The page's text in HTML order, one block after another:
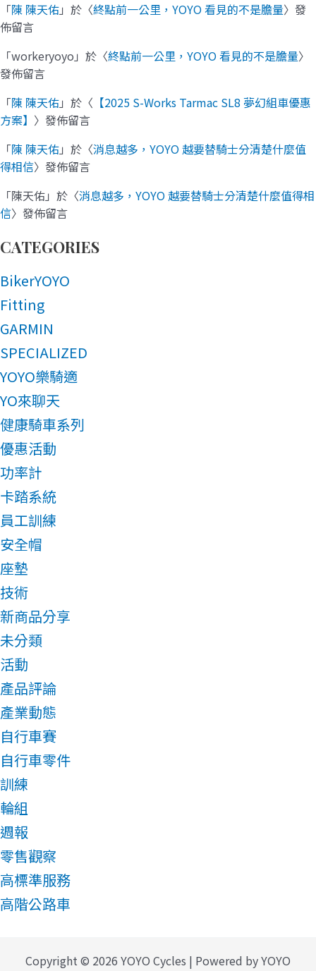
「陳 陳天佑」於〈終點前一公里，YOYO 看見的不是膽量〉發
佈留言
「workeryoyo 」於〈終點前一公里，YOYO 看見的不是膽量〉
發佈留言
「陳 陳天佑」於〈 【2025 S-Works Tarmac SL8 夢幻組車優惠
方案】 〉發佈留言
「陳 陳天佑」於〈消息越多，YOYO 越要替騎士分清楚什麼值
得相信〉發佈留言
「陳天佑」於〈消息越多，YOYO 越要替騎士分清楚什麼值得相
信〉發佈留言
CATEGORIES
BikerYOYO
Fitting
GARMIN
SPECIALIZED
YOYO樂騎適
YO來聊天
健康騎車系列
優惠活動
功率計
卡踏系統
員工訓練
安全帽
座墊
技術
新商品分享
未分類
活動
產品評論
產業動態
自行車賽
自行車零件
訓練
輪組
週報
零售觀察
高標準服務
高階公路車
Copyright © 2026 YOYO Cycles | Powered by YOYO